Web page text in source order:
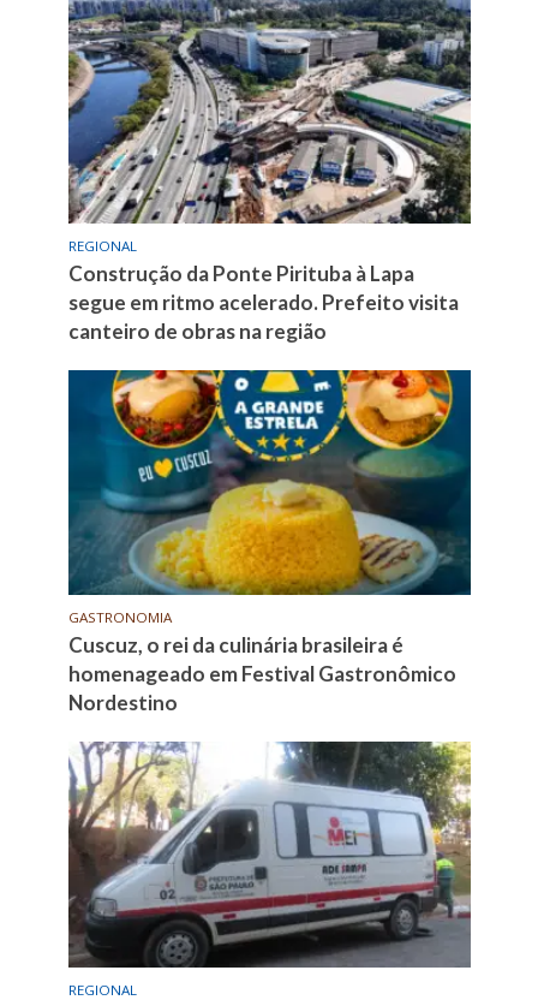
REGIONAL
Construção da Ponte Pirituba à Lapa
segue em ritmo acelerado. Prefeito visita
canteiro de obras na região
GASTRONOMIA
Cuscuz, o rei da culinária brasileira é
homenageado em Festival Gastronômico
Nordestino
REGIONAL